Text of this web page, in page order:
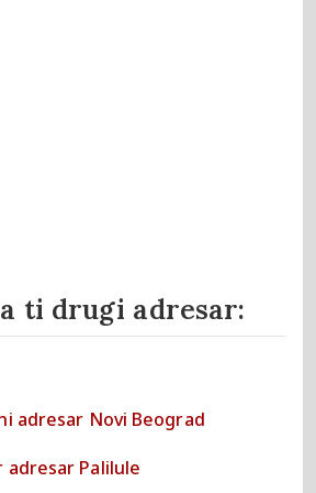
ti drugi adresar: